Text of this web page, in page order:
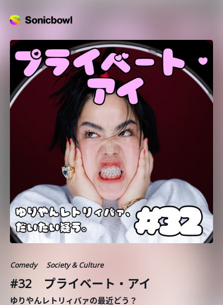
Comedy Society & Culture
#32 プライベート・アイ
ゆりやんレトリィバァの最近どう？